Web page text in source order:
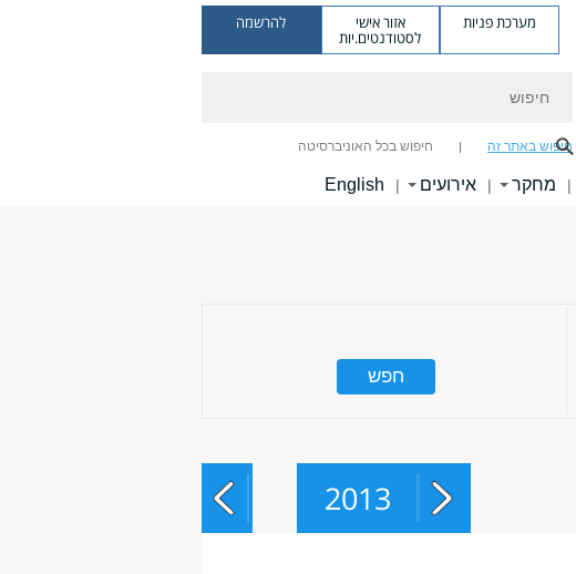
מערכת פניות אזור אישי
לסטודנטים.יות
להרשמה
חיפוש באתר זה חיפוש בכל האוניברסיטה
| מחקר | אירועים |
English
2013